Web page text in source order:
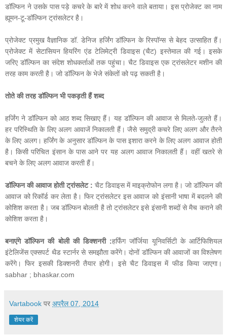
डॉल्फिन ने उसके पास पड़े कचरे के बारे में शोध करने वाले बताया। इस प्रोजेक्ट का नाम
ह्यूमन-टू-डॉल्फिन ट्रांसलेटर है।
प्रोजेक्ट प्रमुख वैज्ञानिक डॉ. डेनिज हर्जिंग डॉल्फिन के रिस्पॉन्स से बेहद उत्साहित हैं।
प्रोजेक्ट में सेटासियन हियरिंग एंड टेलिमेट्री डिवाइस (चैट) इस्तेमाल की गई। इसके
जरिए डॉल्फिन का संदेश शोधकर्ताओं तक पहुंचा। चैट डिवाइस एक ट्रांसलेटर मशीन की
तरह काम करती है। जो डॉल्फिन के भेजे संकेतों को पढ़ सकती है।
तोते की तरह डॉल्फिन भी पकड़ती हैं शब्द
हर्जिंग ने डॉल्फिन को आठ शब्द सिखाए हैं। यह डॉल्फिन की आवाज से मिलते-जुलते हैं।
हर परिस्थिति के लिए अलग आवाजें निकालती हैं। जैसे समुद्री कचरे लिए अलग और तैरने
के लिए अलग। हर्जिंग के अनुसार डॉल्फिन के पास इशारा करने के लिए अलग आवाज होती
है। किसी परिचित इंसान के पास आने पर यह अलग आवाज निकालती हैं। वहीं खतरे से
बचने के लिए अलग आवाज करती हैं।
डॉल्फिन की आवाज होती ट्रांसलेट : चैट डिवाइस में माइक्रोफोन लगा है। जो डॉल्फिन की
आवाज को रिकॉर्ड कर लेता है। फिर ट्रांसलेटर इस आवाज को इंसानी भाषा में बदलने की
कोशिश करता है। जब डॉल्फिन बोलती है तो ट्रांसलेटर इसे इंसानी शब्दों से मैच कराने की
कोशिश करता है।
बनाएंगे डॉल्फिन की बोली की डिक्शनरी :हर्फिंग जॉर्जिया यूनिवर्सिटी के आर्टिफिशियल
इंटेलिजेंस एक्सपर्ट थैड स्टार्नर से समझौता करेंगे। दोनों डॉल्फिन की आवाजों का विश्लेषण
करेंगे। फिर इसकी डिक्शनरी तैयार होगी। इसे चैट डिवाइस में फीड किया जाएगा।
sabhar ; bhaskar.com
Vartabook पर अप्रैल 07, 2014
शेयर करें